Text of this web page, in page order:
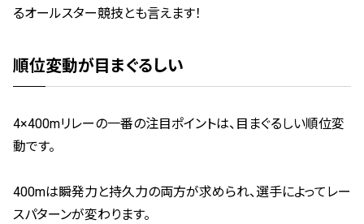
るオールスター競技とも言えます！
順位変動が目まぐるしい
4×400mリレーの一番の注目ポイントは、目まぐるしい順位変
動です。
400mは瞬発力と持久力の両方が求められ、選手によってレー
スパターンが変わります。